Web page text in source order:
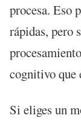
procesa. Eso
rápidas, pero
cognitivo que
Si eliges un